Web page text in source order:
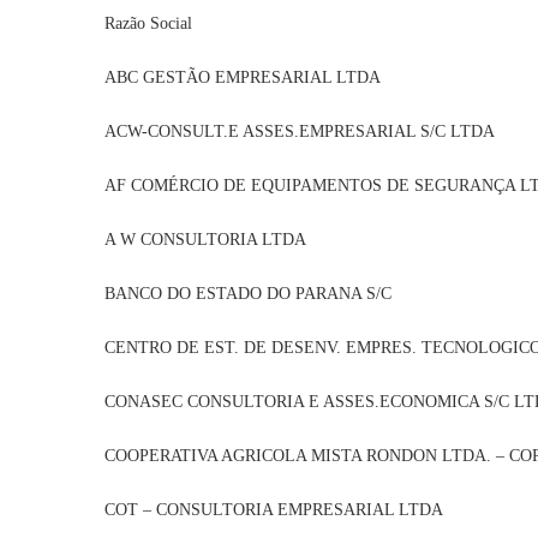
Razão
ABC GESTÃO EMPRESARIAL
ACW-CONSULT.E
AF COMÉRCIO DE EQUIPAMENTOS DE
A W CONSULTORIA
BANCO DO ESTADO DO
CENTRO DE EST. DE DESENV. EMPRES.
CONASEC CONSULTORIA E
COOPERATIVA AGRICOLA MISTA RONDON LTDA.
COT – CONSULTORIA